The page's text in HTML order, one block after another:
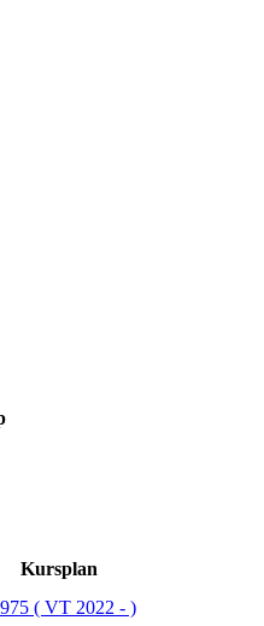
Kursplan
( VT 2022 - )